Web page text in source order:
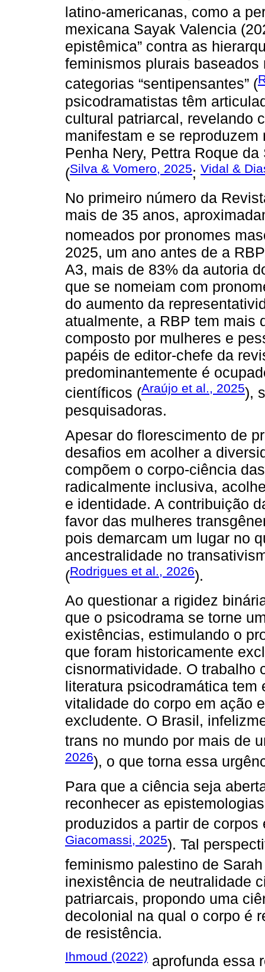
latino-americanas, como a
mexicana Sayak Valencia
epistêmica” contra as
feminismos plurais
categorias “sentipensantes” (
psicodramatistas têm
cultural patriarcal, revelando
manifestam e se
Penha Nery, Pettra Roque
(Silva & Vomero, 2025; Vidal &
No primeiro número da
mais de 35 anos,
nomeados por pronomes
2025, um ano antes de a
A3, mais de 83% da autoria
que se nomeiam com
do aumento da
atualmente, a RBP tem mais
composto por mulheres e
papéis de editor-chefe da
predominantemente é
científicos (Araújo et al., 2025),
pesquisadoras.
Apesar do florescimento de
desafios em acolher a
compõem o corpo-ciência
radicalmente inclusiva,
e identidade. A contribuição
favor das mulheres
pois demarcam um lugar no
ancestralidade no
(Rodrigues et al., 2026).
Ao questionar a rigidez
que o psicodrama se torne
existências, estimulando o
que foram historicamente
cisnormatividade. O trabalho
literatura psicodramática tem
vitalidade do corpo em ação
excludente. O Brasil,
trans no mundo por mais de
2026), o que torna essa
Para que a ciência seja
reconhecer as
produzidos a partir de
Giacomassi, 2025). Tal
feminismo palestino de
inexistência de neutralidade
patriarcais, propondo uma
decolonial na qual o corpo é
de resistência.
Ihmoud (2022) aprofunda essa